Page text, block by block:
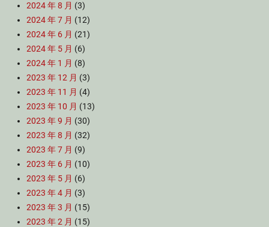
2024 年 8 月 (3)
2024 年 7 月 (12)
2024 年 6 月 (21)
2024 年 5 月 (6)
2024 年 1 月 (8)
2023 年 12 月 (3)
2023 年 11 月 (4)
2023 年 10 月 (13)
2023 年 9 月 (30)
2023 年 8 月 (32)
2023 年 7 月 (9)
2023 年 6 月 (10)
2023 年 5 月 (6)
2023 年 4 月 (3)
2023 年 3 月 (15)
2023 年 2 月 (15)